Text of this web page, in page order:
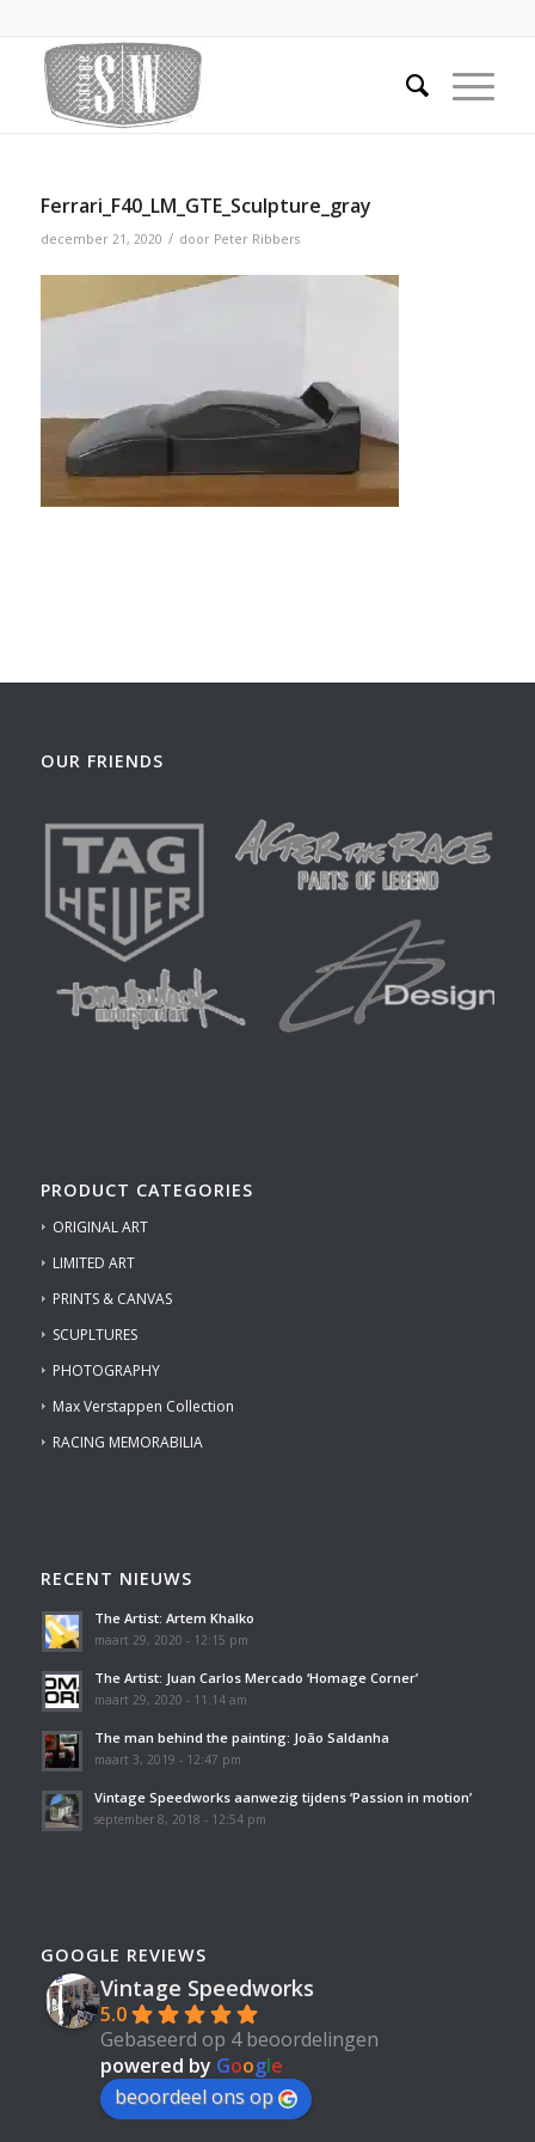
Ferrari_F40_LM_GTE_Sculpture_gray
december 21, 2020 / door Peter Ribbers
OUR FRIENDS
PRODUCT CATEGORIES
ORIGINAL ART
LIMITED ART
PRINTS & CANVAS
SCUPLTURES
PHOTOGRAPHY
Max Verstappen Collection
RACING MEMORABILIA
RECENT NIEUWS
The Artist: Artem Khalko
maart 29, 2020 - 12:15 pm
The Artist: Juan Carlos Mercado ‘Homage Corner’
maart 29, 2020 - 11:14 am
The man behind the painting: João Saldanha
maart 3, 2019 - 12:47 pm
Vintage Speedworks aanwezig tijdens ‘Passion in motion’
september 8, 2018 - 12:54 pm
GOOGLE REVIEWS
Vintage Speedworks
5.0
Gebaseerd op 4 beoordelingen
powered by Google
beoordeel ons op